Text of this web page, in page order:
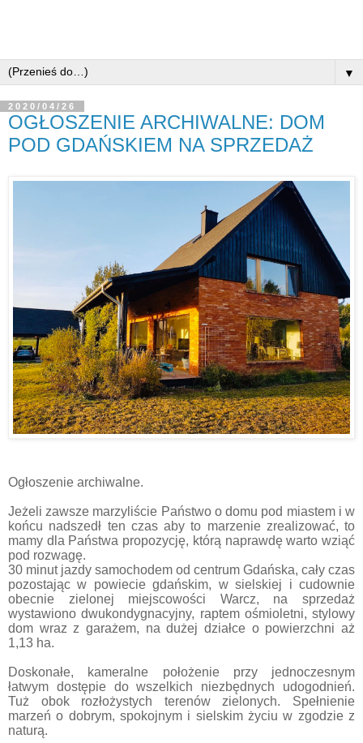
▼
2020/04/26
OGŁOSZENIE ARCHIWALNE: DOM
POD GDAŃSKIEM NA SPRZEDAŻ
Ogłoszenie archiwalne.
Jeżeli zawsze marzyliście Państwo o domu pod miastem i w
końcu nadszedł ten czas aby to marzenie zrealizować, to
mamy dla Państwa propozycję, którą naprawdę warto wziąć
pod rozwagę.
30 minut jazdy samochodem od centrum Gdańska, cały czas
pozostając w powiecie gdańskim, w sielskiej i cudownie
obecnie zielonej miejscowości Warcz, na sprzedaż
wystawiono dwukondygnacyjny, raptem ośmioletni, stylowy
dom wraz z garażem, na dużej działce o powierzchni aż
1,13 ha.
Doskonałe, kameralne położenie przy jednoczesnym
łatwym dostępie do wszelkich niezbędnych udogodnień.
Tuż obok rozłożystych terenów zielonych. Spełnienie
marzeń o dobrym, spokojnym i sielskim życiu w zgodzie z
naturą.